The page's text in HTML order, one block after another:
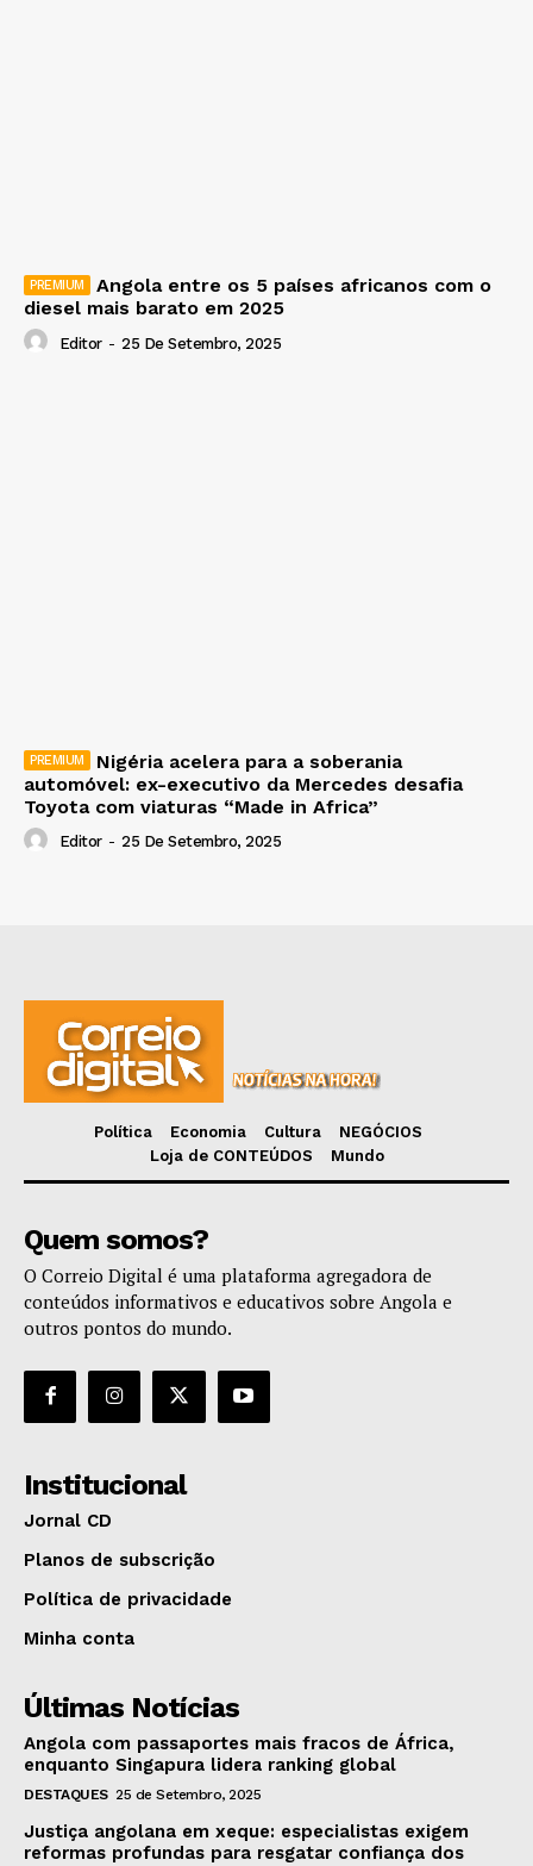
Angola entre os 5 países africanos com o
diesel mais barato em 2025
Editor - 25 De Setembro, 2025
Nigéria acelera para a soberania
automóvel: ex-executivo da Mercedes desafia
Toyota com viaturas “Made in Africa”
Editor - 25 De Setembro, 2025
Política Economia Cultura
NEGÓCIOS
Loja de CONTEÚDOS
Mundo
Quem somos?
O Correio Digital é uma plataforma agregadora de
conteúdos informativos e educativos sobre Angola e
outros pontos do mundo.
Institucional
Jornal CD
Planos de subscrição
Política de privacidade
Minha conta
Últimas Notícias
Angola com passaportes mais fracos de África,
enquanto Singapura lidera ranking global
DESTAQUES 25 de Setembro, 2025
Justiça angolana em xeque: especialistas exigem
reformas profundas para resgatar confiança dos